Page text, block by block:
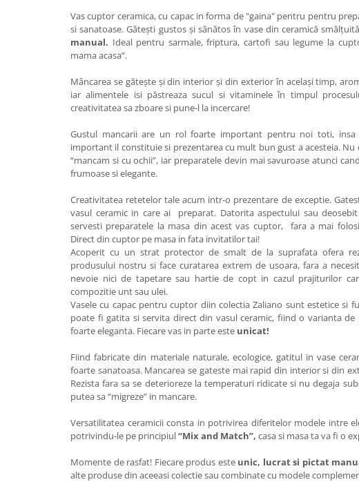
Colectia Blue Spring
Vas cuptor ceramica, cu capac in forma de "gaina" pentru pentru
si sanatoase. Gătești gustos și sănătos în vase din ceramică
manual. Ideal pentru sarmale, friptura, cartofi sau legume la
mama acasa”.
Mâncarea se gătește și din interior și din exterior în același timp,
iar alimentele isi păstreaza sucul si vitaminele în timpul
creativitatea sa zboare si pune-l la incercare!
Gustul mancarii are un rol foarte important pentru noi toti,
important il constituie si prezentarea cu mult bun gust a acesteia. Nu
“mancam si cu ochii”, iar preparatele devin mai savuroase atunci
frumoase si elegante.
Creativitatea retetelor tale acum intr-o prezentare de exceptie.
vasul ceramic in care ai preparat. Datorita aspectului sau
servesti preparatele la masa din acest vas cuptor, fara a mai
Direct din cuptor pe masa in fata invitatilor tai!
Acoperit cu un strat protector de smalt de la suprafata ofera
produsului nostru si face curatarea extrem de usoara, fara a
nevoie nici de tapetare sau hartie de copt in cazul prajiturilor
compozitie unt sau ulei.
Vasele cu capac pentru cuptor diin colectia Zaliano sunt estetice si
poate fi gatita si servita direct din vasul ceramic, fiind o varianta de
foarte eleganta. Fiecare vas in parte este unicat!
Fiind fabricate din materiale naturale, ecologice, gatitul in vase
foarte sanatoasa. Mancarea se gateste mai rapid din interior si din
Rezista fara sa se deterioreze la temperaturi ridicate si nu degaja
putea sa “migreze” in mancare.
Versatilitatea ceramicii consta in potrivirea diferitelor modele intre
potrivindu-le pe principiul“Mix and Match”, casa si masa ta va fi o
Momente de rasfat! Fiecare produs este unic, lucrat si pictat
alte produse din aceeasi colectie sau combinate cu modele